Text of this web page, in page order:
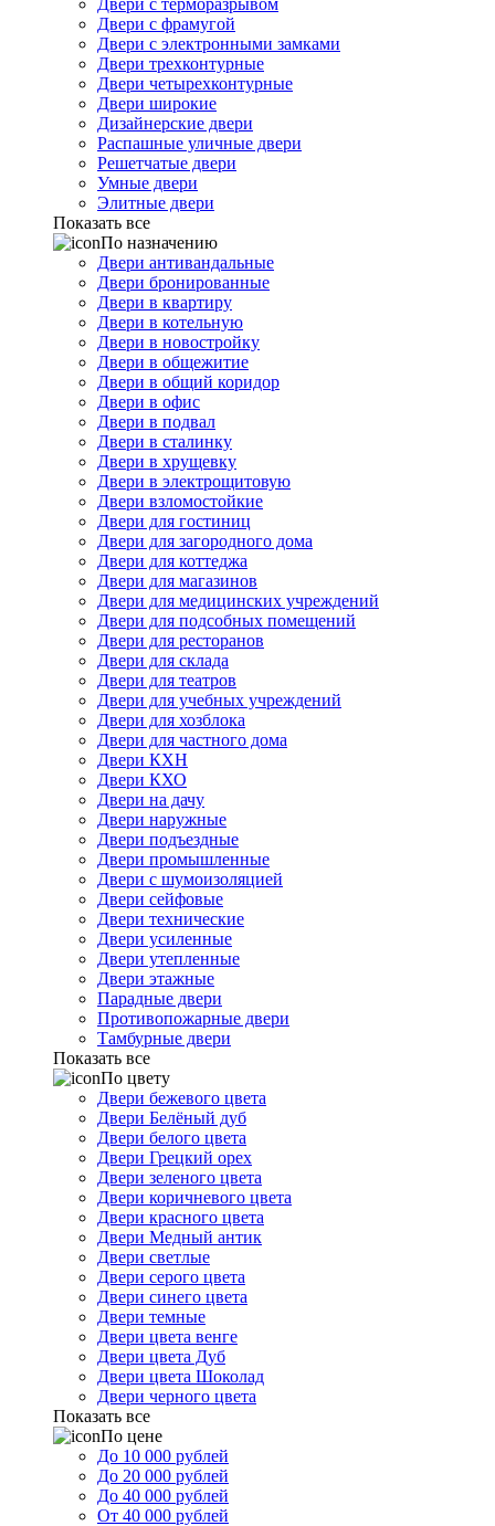
Двери с терморазрывом
Двери с фрамугой
Двери с электронными замками
Двери трехконтурные
Двери четырехконтурные
Двери широкие
Дизайнерские двери
Распашные уличные двери
Решетчатые двери
Умные двери
Элитные двери
Показать все
По назначению
Двери антивандальные
Двери бронированные
Двери в квартиру
Двери в котельную
Двери в новостройку
Двери в общежитие
Двери в общий коридор
Двери в офис
Двери в подвал
Двери в сталинку
Двери в хрущевку
Двери в электрощитовую
Двери взломостойкие
Двери для гостиниц
Двери для загородного дома
Двери для коттеджа
Двери для магазинов
Двери для медицинских учреждений
Двери для подсобных помещений
Двери для ресторанов
Двери для склада
Двери для театров
Двери для учебных учреждений
Двери для хозблока
Двери для частного дома
Двери КХН
Двери КХО
Двери на дачу
Двери наружные
Двери подъездные
Двери промышленные
Двери с шумоизоляцией
Двери сейфовые
Двери технические
Двери усиленные
Двери утепленные
Двери этажные
Парадные двери
Противопожарные двери
Тамбурные двери
Показать все
По цвету
Двери бежевого цвета
Двери Белёный дуб
Двери белого цвета
Двери Грецкий орех
Двери зеленого цвета
Двери коричневого цвета
Двери красного цвета
Двери Медный антик
Двери светлые
Двери серого цвета
Двери синего цвета
Двери темные
Двери цвета венге
Двери цвета Дуб
Двери цвета Шоколад
Двери черного цвета
Показать все
По цене
До 10 000 рублей
До 20 000 рублей
До 40 000 рублей
От 40 000 рублей